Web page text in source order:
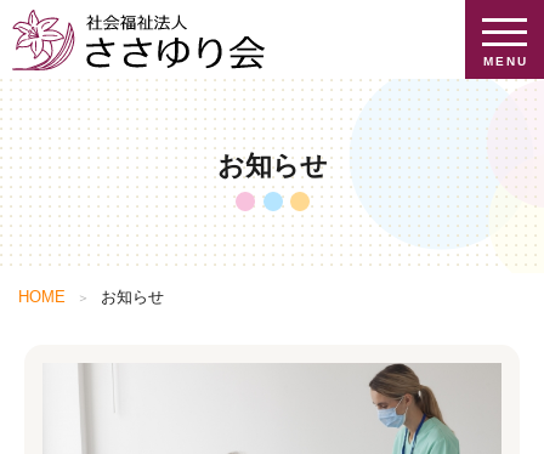
MENU
お知らせ
ささゆり会について
提供介護サービス
施設を探す
お知らせ
HOME お知らせ